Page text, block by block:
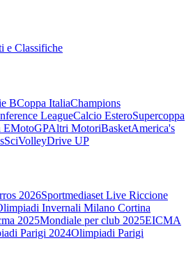
e Classifiche
BCoppa ItaliaChampions
LeagueCalcio EsteroSupercoppa
EMotoGPAltri MotoriBasketAmerica's
SciVolleyDrive UP
2026Sportmediaset Live Riccione
Invernali Milano Cortina
2025Mondiale per club 2025EICMA
Parigi 2024Olimpiadi Parigi